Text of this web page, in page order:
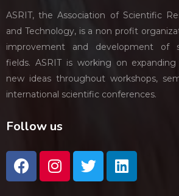
ASRIT, the Association of Scientific
and Technology, is a non profit
improvement and development of
fields. ASRIT is working on
new ideas throughout workshops,
international scientific conferences.
Follow us